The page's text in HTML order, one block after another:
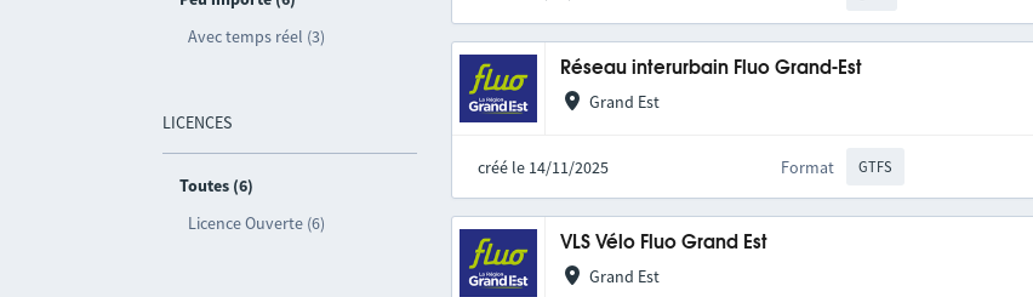
Avec temps réel (3)
LICENCES
Toutes (6)
Licence Ouverte (6)
Réseau interurbain Fluo Grand-Est
Grand Est
créé le 14/11/2025 Format GTFS
VLS Vélo Fluo Grand Est
Grand Est